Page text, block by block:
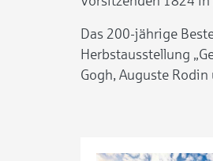
Das 200-jährige
Herbstausstellung
Gogh, Auguste